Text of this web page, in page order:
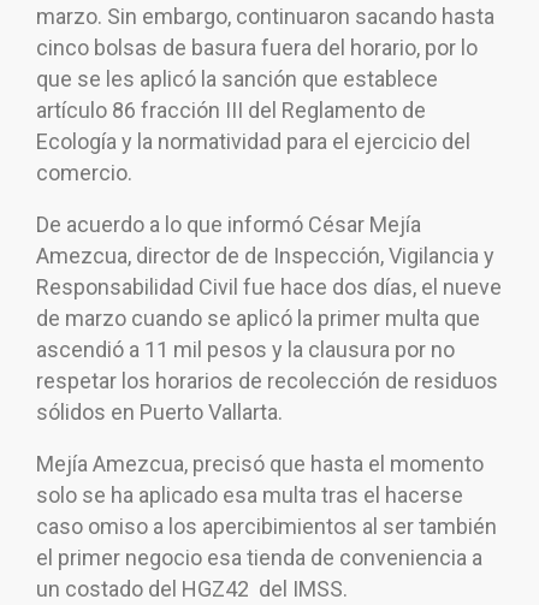
marzo. Sin embargo, continuaron sacando hasta
cinco bolsas de basura fuera del horario, por lo
que se les aplicó la sanción que establece
artículo 86 fracción III del Reglamento de
Ecología y la normatividad para el ejercicio del
comercio.
De acuerdo a lo que informó César Mejía
Amezcua, director de de Inspección, Vigilancia y
Responsabilidad Civil fue hace dos días, el nueve
de marzo cuando se aplicó la primer multa que
ascendió a 11 mil pesos y la clausura por no
respetar los horarios de recolección de residuos
sólidos en Puerto Vallarta.
Mejía Amezcua, precisó que hasta el momento
solo se ha aplicado esa multa tras el hacerse
caso omiso a los apercibimientos al ser también
el primer negocio esa tienda de conveniencia a
un costado del HGZ42 del IMSS.